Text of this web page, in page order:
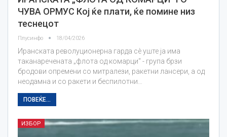
ЧУВА ОРМУС Кој ќе плати, ќе помине низ
теснецот
Плусинфо 18/04/2026
Иранската револуционерна гарда сè уште ја има
таканаречената „флота од комарци“ - група брзи
бродови опремени со митралези, ракетни лансери, а од
неодамна и со ракети и беспилотни…
ПОВЕЌЕ...
ИЗБОР